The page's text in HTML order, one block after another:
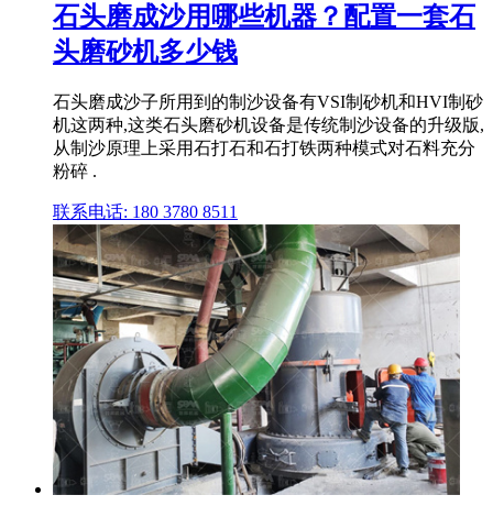
石头磨成沙用哪些机器？配置一套石
头磨砂机多少钱
石头磨成沙子所用到的制沙设备有VSI制砂机和HVI制砂
机这两种,这类石头磨砂机设备是传统制沙设备的升级版,
从制沙原理上采用石打石和石打铁两种模式对石料充分
粉碎 .
联系电话: 180 3780 8511